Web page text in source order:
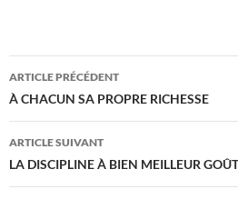
Navigation
des
articles
ARTICLE PRÉCÉDENT
À CHACUN SA PROPRE RICHESSE
ARTICLE SUIVANT
LA DISCIPLINE À BIEN MEILLEUR GOÛT